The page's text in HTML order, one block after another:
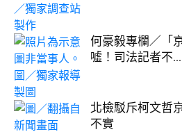
何豪毅專欄／「
噓！司法記者不...
北檢駁斥柯文哲
不實